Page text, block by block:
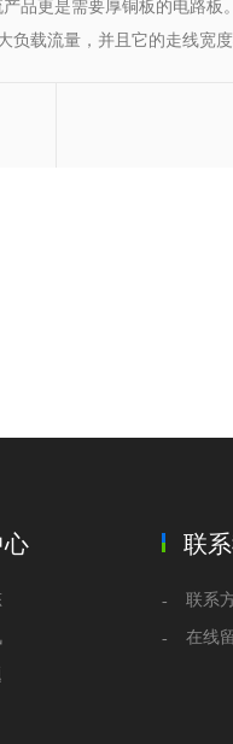
品更是需要厚铜板的电路
载流量，并且它的走线宽
心 联
联系
在线